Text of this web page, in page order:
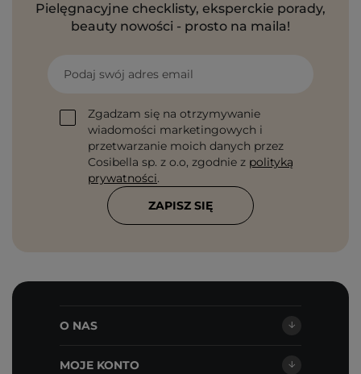
Pielęgnacyjne checklisty, eksperckie porady,
beauty nowości - prosto na maila!
Podaj swój adres email
Zgadzam się na otrzymywanie
wiadomości marketingowych i
przetwarzanie moich danych przez
Cosibella sp. z o.o, zgodnie z polityką
prywatności.
ZAPISZ SIĘ
O NAS
MOJE KONTO